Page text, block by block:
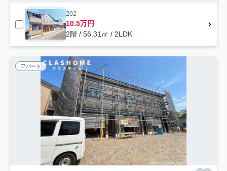
202
10.5万円
2階 / 56.31㎡ / 2LDK
アパート